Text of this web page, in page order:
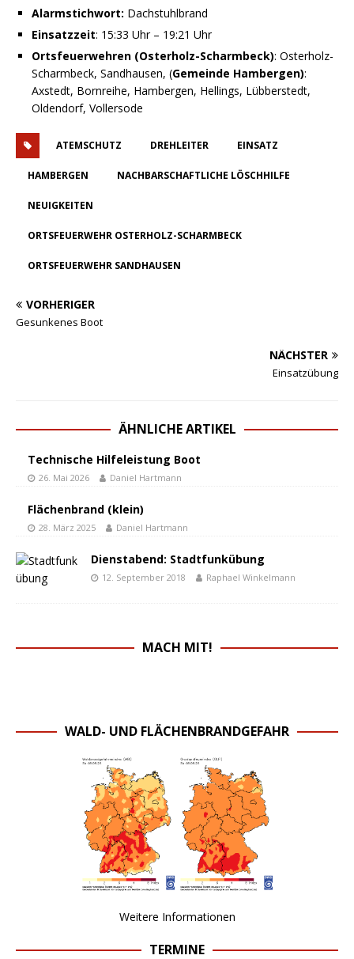
Alarmstichwort: Dachstuhlbrand
Einsatzzeit: 15:33 Uhr – 19:21 Uhr
Ortsfeuerwehren (Osterholz-Scharmbeck): Osterholz-
Scharmbeck, Sandhausen, (Gemeinde Hambergen):
Axstedt, Bornreihe, Hambergen, Hellings, Lübberstedt,
Oldendorf, Vollersode
ATEMSCHUTZ DREHLEITER EINSATZ
HAMBERGEN NACHBARSCHAFTLICHE LÖSCHHILFE
NEUIGKEITEN
ORTSFEUERWEHR OSTERHOLZ-SCHARMBECK
ORTSFEUERWEHR SANDHAUSEN
VORHERIGER
Gesunkenes Boot
NÄCHSTER
Einsatzübung
ÄHNLICHE ARTIKEL
Technische Hilfeleistung Boot
26. Mai 2026 Daniel Hartmann
Flächenbrand (klein)
28. März 2025 Daniel Hartmann
Dienstabend: Stadtfunkübung
12. September 2018 Raphael Winkelmann
MACH MIT!
WALD- UND FLÄCHENBRANDGEFAHR
Weitere Informationen
TERMINE